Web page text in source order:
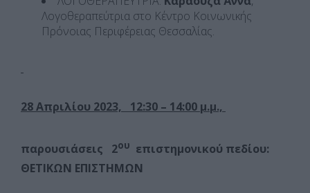
Λογοθεραπεύτρια στο Κέντρο Κοινωνικής
Πρόνοιας Περιφέρειας Θεσσαλίας.
28 Απριλίου 2023, 12:30 – 14:00 μ.μ.,
παρουσιάσεις 2ου επιστημονικού πεδίου:
ΘΕΤΙΚΩΝ ΕΠΙΣΤΗΜΩΝ